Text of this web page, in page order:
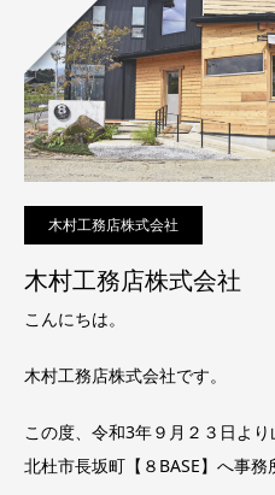
木村工務店株式会社
木村工務店株式会社
こんにちは。
木村工務店株式会社です。
この度、令和3年９月２３日よ
北杜市長坂町【８BASE】へ事務